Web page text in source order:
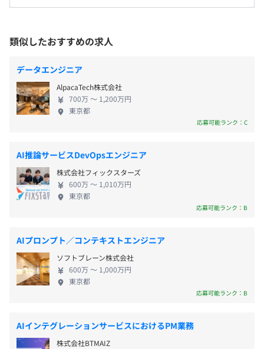
・生産現場にあるスペックの低いPCでも処理速度が速
きな特徴
■『欠点画像分類AI Shiwaketter』
・欠陥画像を特徴に応じて自動的に分類するAIを作成する
類を分類することで、異常の「重大度」に応じた振り分け
をすることができる
■『トレイ式 AI外観検査機 TRAYMIRU』
・AdaInspectorCloudで作成したモデルを動かすことが
・トレーに載せた製品のカメラを自動で撮像から異常判定
までおこなうことができる
■『目視補助AI POKAMIRU』
・10枚程度の少量画像をもとに、現場の「目視補助」が
・産業用のカメラと連携し、検査員の判定結果をもとにAI
モデルの判定性能が上がる
■東京メトロ半蔵門線「神保町駅」より徒歩2分
■東京メトロ東西線「九段下駅」より徒歩5分
保険）
無期雇用
3カ月（条件などの変更はありません）
年：外観検査AIプロダクト「AdaInspector Cloud」
11億円･Debtで4.2億円)
類似したおすすめの求人
データエンジニア
AlpacaTech株式会社
700万 〜 1,200万円
東京都
応募可能ランク：C
AI推論サービスDevOpsエンジニア
株式会社フィックスターズ
600万 〜 1,010万円
東京都
応募可能ランク：B
AIプロンプト／コンテキストエンジニア
ソフトブレーン株式会社
600万 〜 1,000万円
東京都
応募可能ランク：B
AIインテグレーションサービスにおけるPM業務
株式会社BTMAIZ